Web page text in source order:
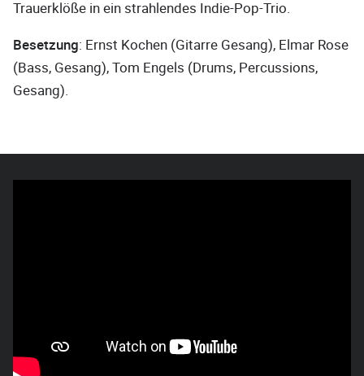
Trauerklöße in ein strahlendes Indie-Pop-Trio.
Besetzung: Ernst Kochen (Gitarre Gesang), Elmar Rose
(Bass, Gesang), Tom Engels (Drums, Percussions,
Gesang).